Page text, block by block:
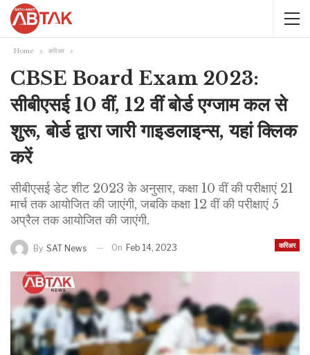
Home करिअर
CBSE Board Exam 2023:
सीबीएसई 10 वीं, 12 वीं बोर्ड एग्जाम कल से
शुरू, बोर्ड द्वारा जारी गाइडलाइन्स, यहां क्लिक
करें
सीबीएसई डेट शीट 2023 के अनुसार, कक्षा 10 वीं की परीक्षाएं 21
मार्च तक आयोजित की जाएंगी, जबकि कक्षा 12 वीं की परीक्षाएं 5
अप्रैल तक आयोजित की जाएंगी.
करिअर
By SAT News On Feb 14, 2023